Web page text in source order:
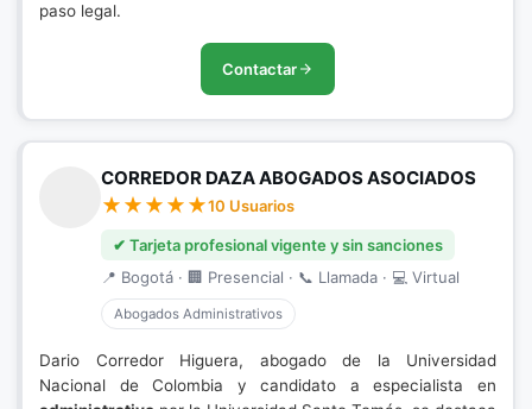
paso legal.
Contactar
CORREDOR DAZA ABOGADOS ASOCIADOS
10 Usuarios
✔ Tarjeta profesional vigente y sin sanciones
📍 Bogotá · 🏢 Presencial · 📞 Llamada · 💻 Virtual
Abogados Administrativos
Dario Corredor Higuera, abogado de la Universidad
Nacional de Colombia y candidato a especialista en